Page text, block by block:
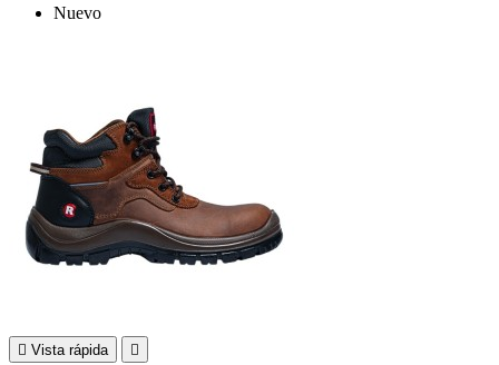
Nuevo
 Vista rápida 